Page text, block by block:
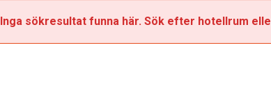
Inga sökresultat funna här. Sök efter hotellrum